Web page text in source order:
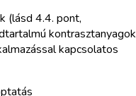
(lásd 4.4. pont,
kontrasztanyagok
kapcsolatos